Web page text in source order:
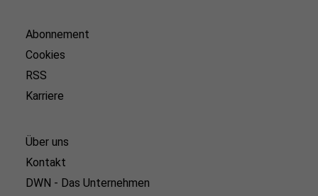
Abonnement
Cookies
RSS
Karriere
Über uns
Kontakt
DWN - Das Unternehmen